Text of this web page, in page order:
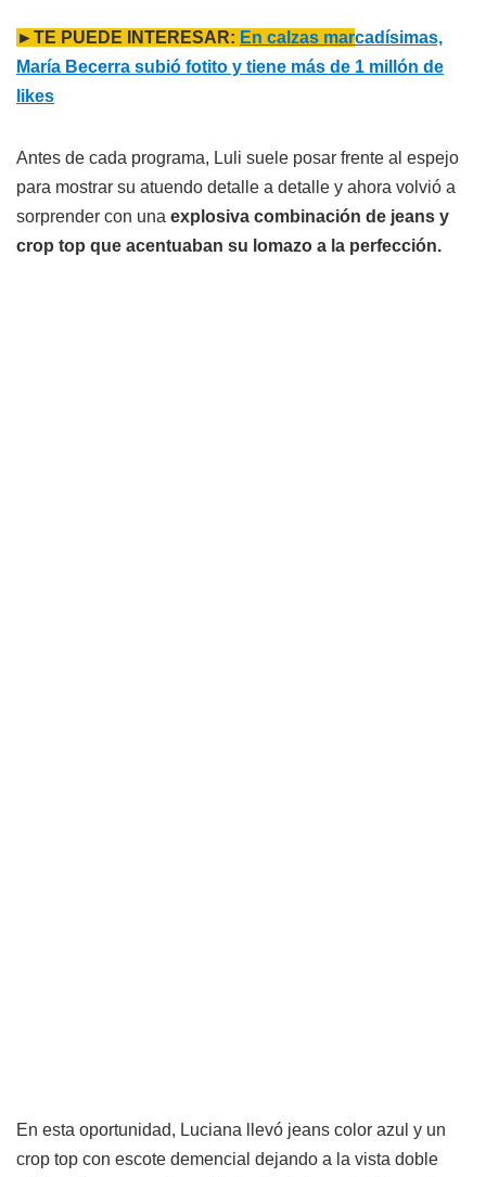
►TE PUEDE INTERESAR: En calzas marcadísimas,
María Becerra subió fotito y tiene más de 1 millón de
likes
Antes de cada programa, Luli suele posar frente al espejo
para mostrar su atuendo detalle a detalle y ahora volvió a
sorprender con una explosiva combinación de jeans y
crop top que acentuaban su lomazo a la perfección.
En esta oportunidad, Luciana llevó jeans color azul y un
crop top con escote demencial dejando a la vista doble